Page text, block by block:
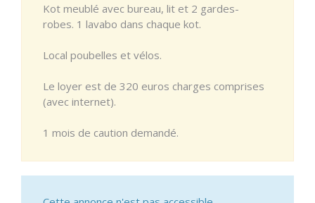
Kot meublé avec bureau, lit et 2 gardes-
robes. 1 lavabo dans chaque kot.
Local poubelles et vélos.
Le loyer est de 320 euros charges comprises
(avec internet).
1 mois de caution demandé.